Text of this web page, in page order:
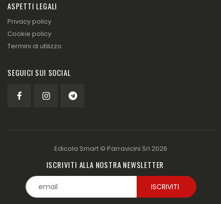
ASPETTI LEGALI
Privacy policy
Cookie policy
Termini di utilizzo
SEGUICI SUI SOCIAL
Edicola Smart © Parravicini Srl 2026
ISCRIVITI ALLA NOSTRA NEWSLETTER